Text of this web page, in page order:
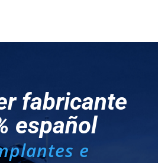
fabricante
español
e